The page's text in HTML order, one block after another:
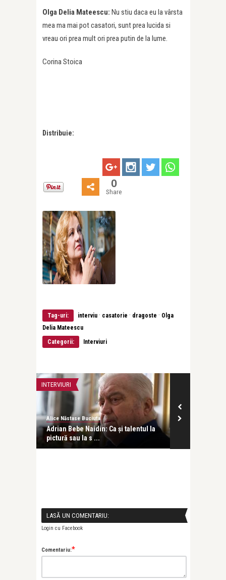
Olga Delia Mateescu: Nu stiu daca eu la vârsta
mea ma mai pot casatori, sunt prea lucida si
vreau ori prea mult ori prea putin de la lume.
Corina Stoica
Distribuie:
0
Share
Tag-uri: interviu · casatorie · dragoste · Olga
Delia Mateescu
Categorii:
Interviuri
INTERVIURI
Alice Năstase Buciuta
Adrian Bebe Naidin: Ca și talentul la
pictură sau la s ...
LASĂ UN COMENTARIU:
Login cu Facebook
Comentariu:*